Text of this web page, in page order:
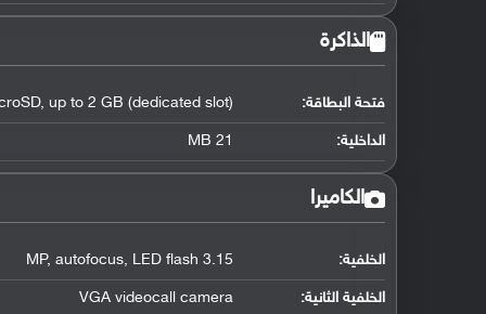
الذاكرة
فتحة البطاقة: up to 2 GB (dedicated slot)
الداخلية: 21 MB
الكاميرا
الخلفية: 3.15 MP, autofocus, LED flash
الخلفية الثانية: VGA videocall camera